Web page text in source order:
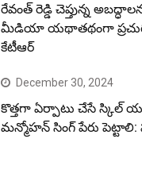
రేవంత్ రెడ్డి చెప్తున్న
మీడియా యథాతథంగా
కేటీఆర్
December 30, 2024
కొత్తగా ఏర్పాటు చేసే స్కిల్
మన్మోహన్ సింగ్ పేరు